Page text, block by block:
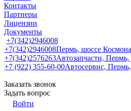
Контакты
Партнеры
Лицензии
Документы
+7(342)2946008
+7(342)2946008Пермь, шоссе
+7(342)2576263Автозапчасти, Пермь,
+7 (922) 355-60-00Автосервис,
Заказать звонок
Задать вопрос
Войти